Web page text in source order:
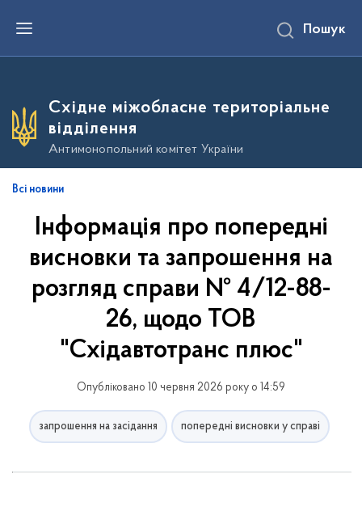
е
о
о
в
Пошук
Східне міжобласне територіальне
відділення
Антимонопольний комітет України
Всі новини
Інформація про попередні
висновки та запрошення на
розгляд справи № 4/12-88-
26, щодо ТОВ
"Східавтотранс плюс"
Опубліковано 10 червня 2026 року о 14:59
запрошення на засідання попередні висновки у справі